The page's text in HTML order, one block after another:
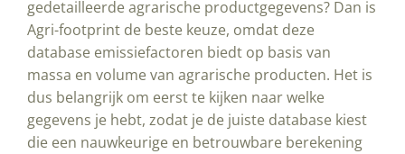
gedetailleerde agrarische productgegevens? Dan is
Agri-footprint de beste keuze, omdat deze
database emissiefactoren biedt op basis van
massa en volume van agrarische producten. Het is
dus belangrijk om eerst te kijken naar welke
gegevens je hebt, zodat je de juiste database kiest
die een nauwkeurige en betrouwbare berekening